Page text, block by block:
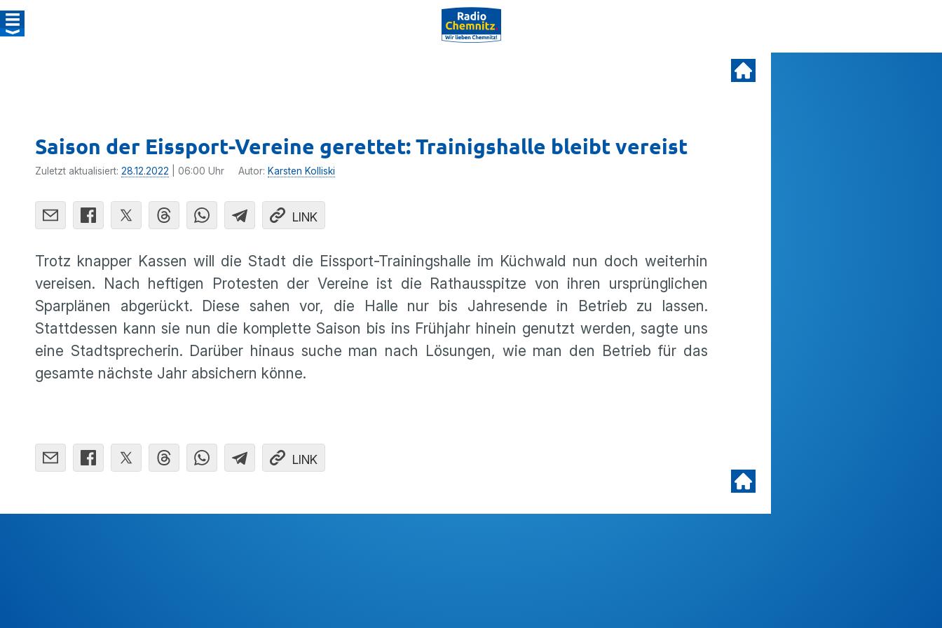
Saison der Eissport-Vereine gerettet: Trainigshalle bleibt vereist
Zuletzt aktualisiert: 28.12.2022 | 06:00 Uhr Autor: Karsten Kolliski
LINK
Trotz knapper Kassen will die Stadt die Eissport-Trainingshalle im Küchwald nun doch weiterhin
vereisen. Nach heftigen Protesten der Vereine ist die Rathausspitze von ihren ursprünglichen
Sparplänen abgerückt. Diese sahen vor, die Halle nur bis Jahresende in Betrieb zu lassen.
Stattdessen kann sie nun die komplette Saison bis ins Frühjahr hinein genutzt werden, sagte uns
eine Stadtsprecherin. Darüber hinaus suche man nach Lösungen, wie man den Betrieb für das
gesamte nächste Jahr absichern könne.
LINK